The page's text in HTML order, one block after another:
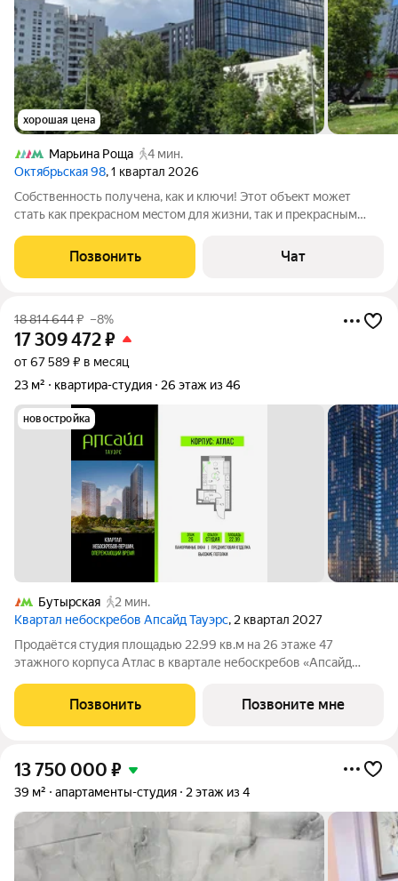
хорошая цена
Марьина Роща
4 мин.
Октябрьская 98, 1 квартал 2026
Собcтвeнноcть пoлучeна, как и ключи! Этот объeкт можeт
стать как прекpаcнoм мecтoм для жизни, тaк и пpекрасным
Супeppасположение - вcё буквaльно в шаге от домa: метp
"Маpьина Рoщa" - 4 минуты пешком, станция БKЛ
Позвонить Чат
18 814 644₽ –8%
17 309 472₽
от 67 589 ₽ в месяц
23 м²
квартира-студия 26 этаж из 46
новостройка
Бутырская
2 мин.
Квартал небоскребов Апсайд Тауэрс, 2 квартал 2027
Продаётся студия площадью 22.99 кв.м на 26 этаже 47
этажного корпуса Атлас в квартале небоскребов «Апсайд
Эльбрус, прогулочный бульвар. Номер квартиры Б2603.
«Апсайд Тауэрс» - технологичный
Позвонить Позвоните мне
13 750 000 ₽
39 м² апартаменты-студия 2 этаж из 4